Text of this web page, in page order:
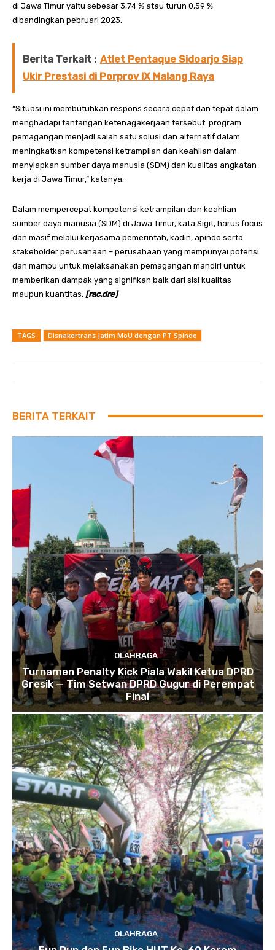
di Jawa Timur yaitu sebesar 3,74 % atau turun 0,59 %
dibandingkan pebruari 2023.
Berita Terkait : Atlet Pentaque Sidoarjo Siap
Ukir Prestasi di Porprov IX Malang Raya
“Situasi ini membutuhkan respons secara cepat dan tepat dalam
menghadapi tantangan ketenagakerjaan tersebut. program
pemagangan menjadi salah satu solusi dan alternatif dalam
meningkatkan kompetensi ketrampilan dan keahlian dalam
menyiapkan sumber daya manusia (SDM) dan kualitas angkatan
kerja di Jawa Timur,” katanya.
Dalam mempercepat kompetensi ketrampilan dan keahlian
sumber daya manusia (SDM) di Jawa Timur, kata Sigit, harus focus
dan masif melalui kerjasama pemerintah, kadin, apindo serta
stakeholder perusahaan – perusahaan yang mempunyai potensi
dan mampu untuk melaksanakan pemagangan mandiri untuk
memberikan dampak yang signifikan baik dari sisi kualitas
maupun kuantitas. [rac.dre]
TAGS Disnakertrans Jatim MoU dengan PT Spindo
BERITA TERKAIT
OLAHRAGA
Turnamen Penalty Kick Piala Wakil Ketua DPRD
Gresik — Tim Setwan DPRD Gugur di Perempat
Final
OLAHRAGA